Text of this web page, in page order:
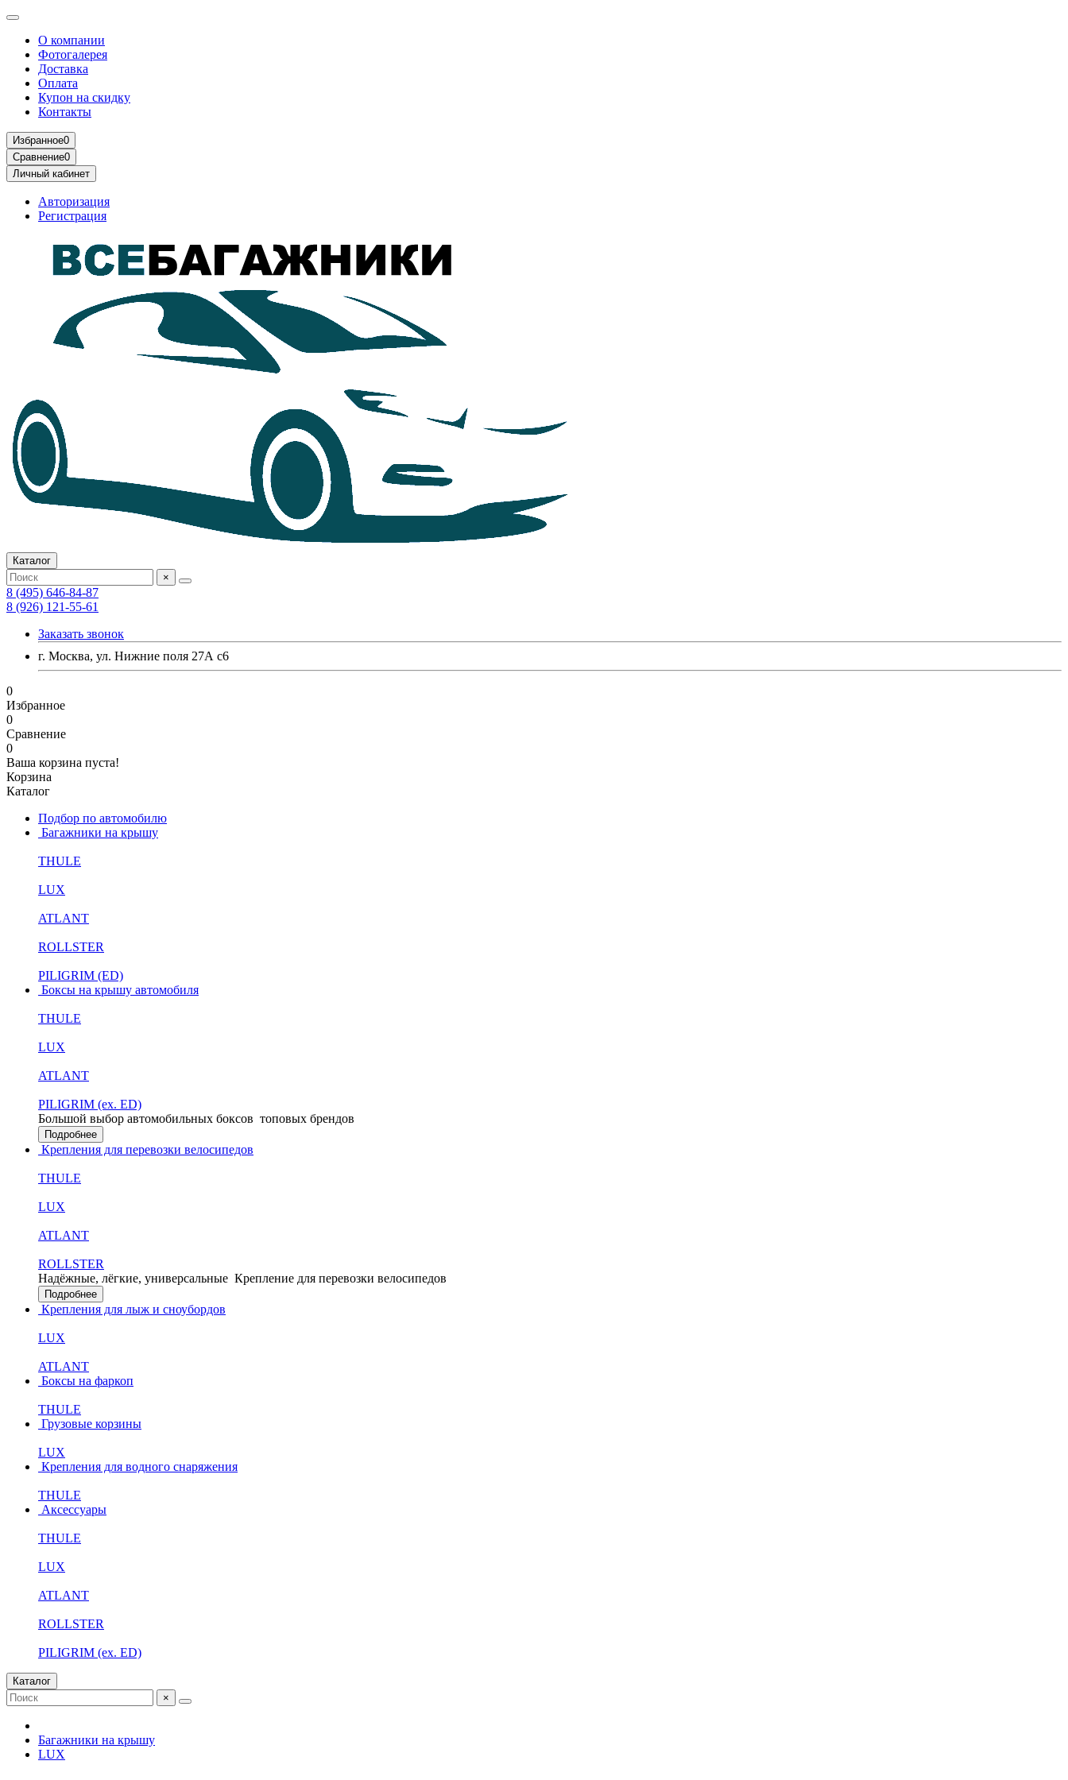
О компании
Фотогалерея
Доставка
Оплата
Купон на скидку
Контакты
Избранное0
Сравнение0
Личный кабинет
Авторизация
Регистрация
Каталог
×
8 (495) 646-84-87
8 (926) 121-55-61
Заказать звонок
г. Москва, ул. Нижние поля 27А с6
0
Избранное
0
Сравнение
0
Ваша корзина пуста!
Корзина
Каталог
Подбор по автомобилю
Багажники на крышу
THULE
LUX
ATLANT
ROLLSTER
PILIGRIM (ED)
Боксы на крышу автомобиля
THULE
LUX
ATLANT
PILIGRIM (ex. ED)
Большой выбор автомобильных боксов топовых брендов
Подробнее
Крепления для перевозки велосипедов
THULE
LUX
ATLANT
ROLLSTER
Надёжные, лёгкие, универсальные Крепление для перевозки велосипедов
Подробнее
Крепления для лыж и сноубордов
LUX
ATLANT
Боксы на фаркоп
THULE
Грузовые корзины
LUX
Крепления для водного снаряжения
THULE
Аксессуары
THULE
LUX
ATLANT
ROLLSTER
PILIGRIM (ex. ED)
Каталог
×
Багажники на крышу
LUX